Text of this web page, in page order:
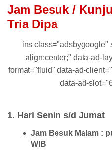
Jam Besuk /
Tria Dipa
ins class="adsbygoogle"
align:center;" data-ad-
format="fluid" data-ad-
data-ad-
1. Hari Senin s/d Jumat
Jam Besuk Malam :
WIB